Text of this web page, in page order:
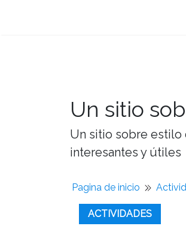
Un sitio
Un sitio sobre estilo
interesantes y útiles
Pagina de inicio
ACTIVIDADES